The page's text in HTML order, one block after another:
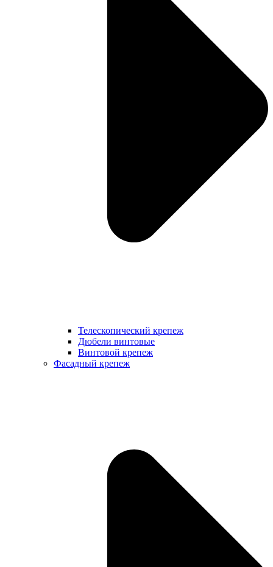
Телескопический крепеж
Дюбели винтовые
Винтовой крепеж
Фасадный крепеж